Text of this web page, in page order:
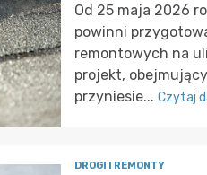
Od 25 maja 2026
powinni
remontowych na
projekt,
przyniesie... Czytaj
DROGI I REMONTY